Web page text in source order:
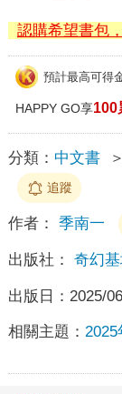
認購希望書包
預計最高可得
HAPPY GO享100
分類： 中文書 ＞
追蹤
作者： 季南一
出版社： 奇幻
出版日： 2025/
相關主題：